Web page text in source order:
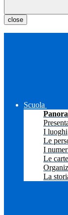
close
Scuola
I luoghi
Le
I
Le
La